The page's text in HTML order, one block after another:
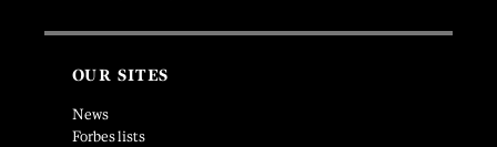
OUR SITES
News
Forbes lists